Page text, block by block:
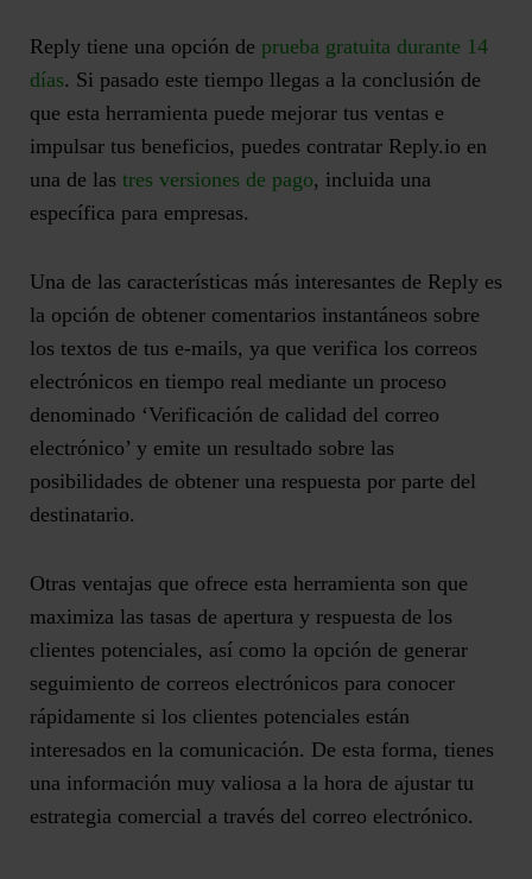
Reply tiene una opción de prueba gratuita durante 14
días. Si pasado este tiempo llegas a la conclusión de
que esta herramienta puede mejorar tus ventas e
impulsar tus beneficios, puedes contratar Reply.io en
una de las tres versiones de pago, incluida una
específica para empresas.
Una de las características más interesantes de Reply es
la opción de obtener comentarios instantáneos sobre
los textos de tus e-mails, ya que verifica los correos
electrónicos en tiempo real mediante un proceso
denominado ‘Verificación de calidad del correo
electrónico’ y emite un resultado sobre las
posibilidades de obtener una respuesta por parte del
destinatario.
Otras ventajas que ofrece esta herramienta son que
maximiza las tasas de apertura y respuesta de los
clientes potenciales, así como la opción de generar
seguimiento de correos electrónicos para conocer
rápidamente si los clientes potenciales están
interesados en la comunicación. De esta forma, tienes
una información muy valiosa a la hora de ajustar tu
estrategia comercial a través del correo electrónico.